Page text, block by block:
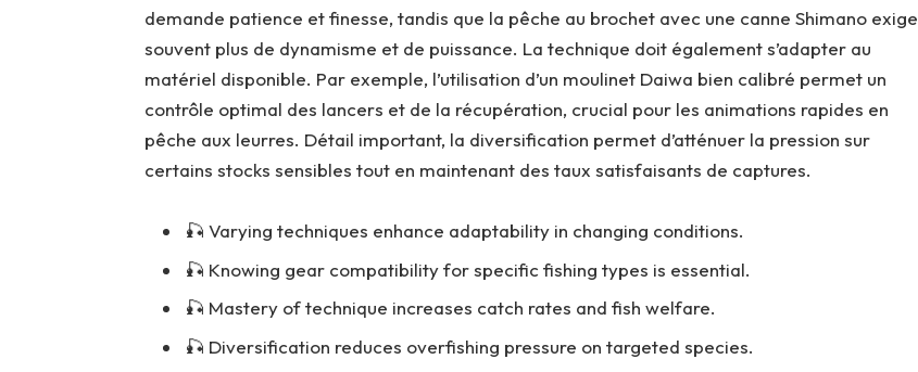
demande patience et finesse, tandis que la pêche au brochet avec une canne Shimano exige
souvent plus de dynamisme et de puissance. La technique doit également s’adapter au
matériel disponible. Par exemple, l’utilisation d’un moulinet Daiwa bien calibré permet un
contrôle optimal des lancers et de la récupération, crucial pour les animations rapides en
pêche aux leurres. Détail important, la diversification permet d’atténuer la pression sur
certains stocks sensibles tout en maintenant des taux satisfaisants de captures.
🎣 Varying techniques enhance adaptability in changing conditions.
🎣 Knowing gear compatibility for specific fishing types is essential.
🎣 Mastery of technique increases catch rates and fish welfare.
🎣 Diversification reduces overfishing pressure on targeted species.